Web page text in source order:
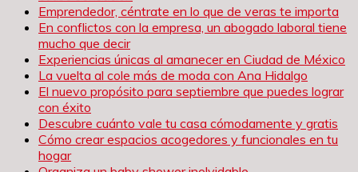
Emprendedor, céntrate en lo que de veras te importa
En conflictos con la empresa, un abogado laboral tiene
mucho que decir
Experiencias únicas al amanecer en Ciudad de México
La vuelta al cole más de moda con Ana Hidalgo
El nuevo propósito para septiembre que puedes lograr
con éxito
Descubre cuánto vale tu casa cómodamente y gratis
Cómo crear espacios acogedores y funcionales en tu
hogar